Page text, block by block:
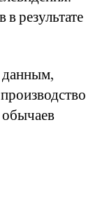
результате
данным,
обычаев